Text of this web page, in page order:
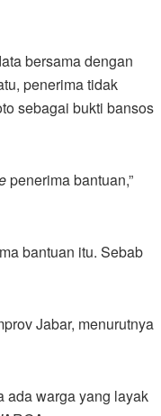
bersama dengan
penerima tidak
sebagai bukti bansos
penerima bantuan,”
bantuan itu. Sebab
Jabar, menurutnya
ada warga yang layak